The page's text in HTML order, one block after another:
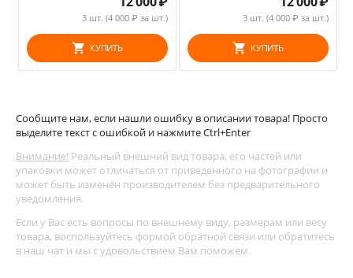
3 шт. (4 000 ₽ за шт.)
КУПИТЬ
3 шт. (4 000 ₽ за шт.)
КУПИТЬ
Сообщите нам, если нашли ошибку в описании товара! Просто
выделите текст с ошибкой и нажмите Ctrl+Enter
Внимание! Реальный внешний вид товара, его частей или
упаковки может отличаться от приведенного на фотографии и
может быть изменён производителем без предварительного
уведомления.
Если у Вас есть вопросы по внешнему виду, размерам или весу
товара, воспользуйтесь формой обратной связи или обратитесь
в наш чат и мы с удовольствием Вам поможем.